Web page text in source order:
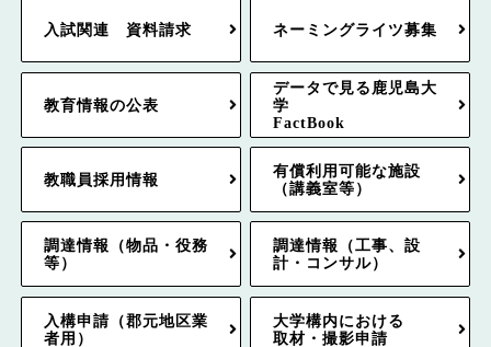
入試関連 資料請求 ネーミングライツ募集
教育情報の公表
データで見る鹿児島大
学
FactBook
教職員採用情報
有償利用可能な施設
（講義室等）
調達情報（物品・役務
等）
調達情報（工事、設
計・コンサル）
入構申請（郡元地区業
者用）
大学構内における
取材・撮影申請